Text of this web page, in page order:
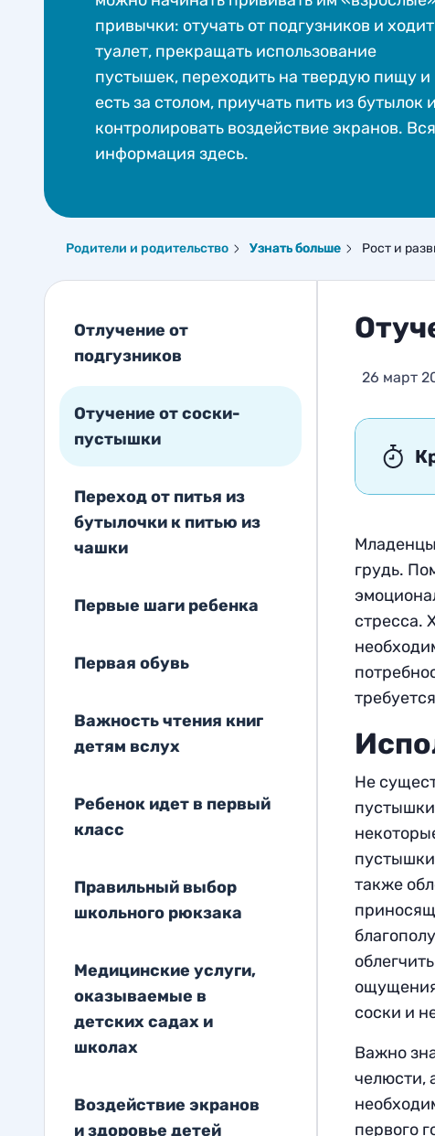
привычки: отучать от подгузников и
туалет, прекращать использование
пустышек, переходить на твердую пищу и
есть за столом, приучать пить из бутылок и
контролировать воздействие экранов. Вся
информация здесь.
Родители и родительство Узнать больше Рост и
Отлучение от
подгузников
Отучение от соски-
пустышки
Переход от питья из
бутылочки к питью из
чашки
Первые шаги ребенка
Первая обувь
Важность чтения книг
детям вслух
Ребенок идет в первый
класс
Правильный выбор
школьного рюкзака
Медицинские услуги,
оказываемые в
детских садах и
школах
Воздействие экранов
и здоровье детей
26 март
грудь.
стресса.
Не
также
соски и
Важно
челюсти,
первого